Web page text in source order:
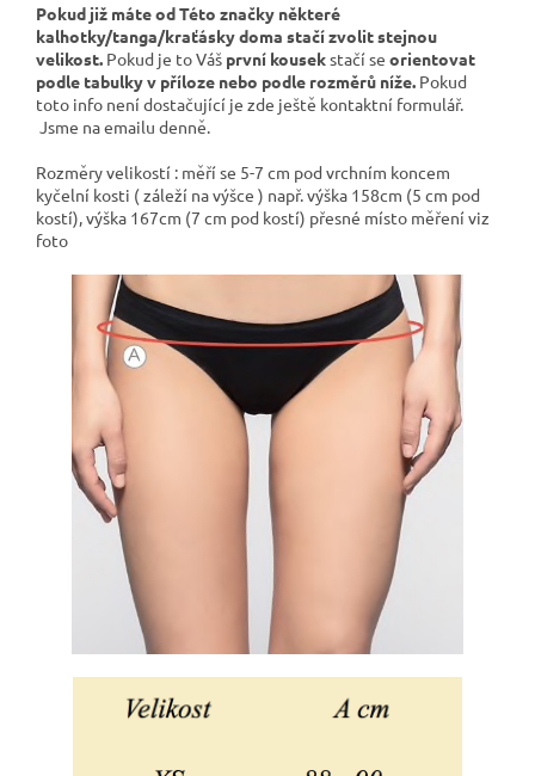
Pokud již máte od Této značky některé
kalhotky/tanga/kraťásky doma stačí zvolit stejnou
velikost. Pokud je to Váš první kousekstačí se orientovat
podle tabulky v příloze nebo podle rozměrů níže. Pokud
toto info není dostačující je zde ještě kontaktní formulář.
Jsme na emailu denně.
Rozměry velikostí : měří se 5-7 cm pod vrchním koncem
kyčelní kosti ( záleží na výšce ) např. výška 158cm (5 cm pod
kostí), výška 167cm (7 cm pod kostí) přesné místo měření viz
foto